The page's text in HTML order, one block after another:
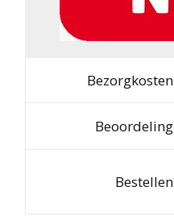
Bezorgkosten
Beoordeling
Bestellen